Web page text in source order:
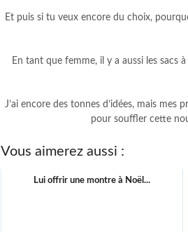
Et puis si tu veux encore du choix,
En tant que femme, il y a aussi les sacs
J’ai encore des tonnes d’idées, mais
pour souffler cette
Vous aimerez aussi :
Lui offrir une montre à Noël...